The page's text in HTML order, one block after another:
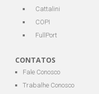
Cattalini
COPI
FullPort
CONTATOS
Fale Conosco
Trabalhe Conosco